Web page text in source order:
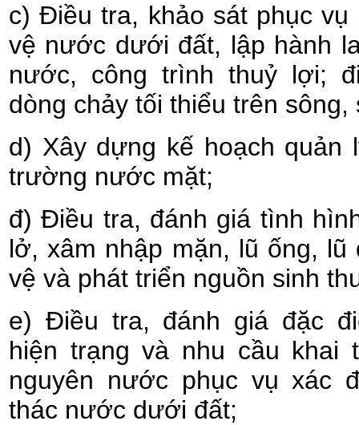
c) Điều tra, khảo sát phục vụ
vệ nước dưới đất, lập hành
nước, công trình thuỷ lợi;
dòng chảy tối thiểu trên
d) Xây dựng kế hoạch quản
trường nước mặt;
đ) Điều tra, đánh giá tình
lở, xâm nhập mặn, lũ ống, lũ
vệ và phát triển nguồn sinh
e) Điều tra, đánh giá đặc
hiện trạng và nhu cầu khai
nguyên nước phục vụ xác
thác nước dưới đất;